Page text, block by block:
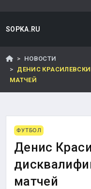
SOPKA.RU
НОВОСТИ
ДЕНИС
МАТЧЕЙ
ФУТБОЛ
Денис
матчей